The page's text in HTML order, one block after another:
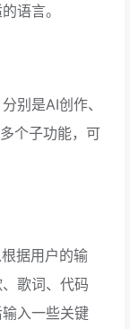
语言。
别是AI创作、
个子功能，可
据用户的输
歌词、代码
入一些关键